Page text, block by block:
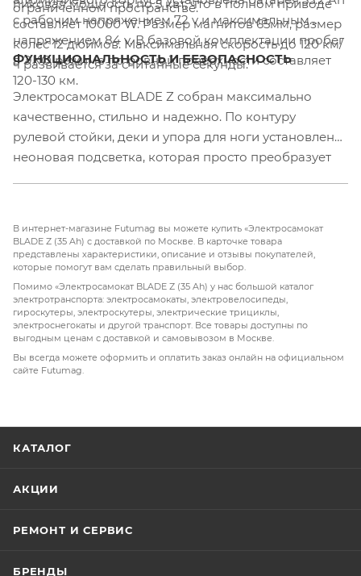
ограниченном пространстве.
пиковая мощность по 5 квт, что в полном приводе
составляет 10000 W. Размер магнитов 65мм, размер
колес 12 дюймов. Максимальная скорость до 120 км/
ч развивается за считанные секунды.
с рабочим напряжением 72 v и максимальным
напряжением 84 v. В базовой комплектации пробег
в ЭКО режиме по ровной поверхности составляет
120-130 км.
ФУНКЦИОНАЛЬНОСТЬ И БЕЗОПАСНОСТЬ
Электросамокат BLADE Z собран максимально
качественно, стильно и надежно. По контуру
рулевой стойки, деки и упора для ноги установлена
неоновая подсветка, которая просто преобразует
качественный обзор в любое время, а так же
позволяет обозначить габариты самоката на
торможения BLADE Z оснащается фирменными
качественными гидравлическими двухпоршневыми
тормозами XOD или NUTT. Так же он оборудован
электронным рекуперационным тормозом,
системой ABS и круизконтролем для любителей
В интернет-магазине Futumag вы можете купить «Электросамокат
BLADE Z (35 Ah) с доставкой по Москве. В карточке товара
представлены характеристики, описание и отзывы покупателей,
которые помогут вам сделать правильный выбор.
Помимо «Электросамокат BLADE Z (35 Ah) у нас большой каталог
электротранспорта: электросамокаты, электровелосипеды,
гироскутеры, электроскутеры, электрические трициклы,
электроснегокаты и другой транспорт. Все товары доступны по
выгодным ценам с доставкой и самовывозом в Москве.
Вы всегда можете оформить и оплатить заказ онлайн на официальном
сайте Futumag.
КАТАЛОГ
АКЦИИ
РЕМОНТ И СЕРВИС
БРЕНДЫ